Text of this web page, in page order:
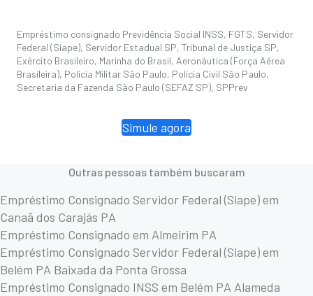
Empréstimo consignado Previdência Social INSS, FGTS, Servidor
Federal (Siape), Servidor Estadual SP, Tribunal de Justiça SP,
Exército Brasileiro, Marinha do Brasil, Aeronáutica (Força Aérea
Brasileira), Polícia Militar São Paulo, Polícia Civil São Paulo,
Secretaria da Fazenda São Paulo (SEFAZ SP), SPPrev
Simule agora
Outras pessoas também buscaram
Empréstimo Consignado Servidor Federal (Siape) em
Canaã dos Carajás PA
Empréstimo Consignado em Almeirim PA
Empréstimo Consignado Servidor Federal (Siape) em
Belém PA Baixada da Ponta Grossa
Empréstimo Consignado INSS em Belém PA Alameda